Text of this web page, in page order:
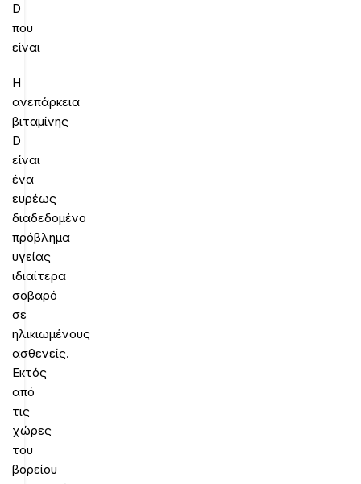
D
που
είναι
Η
ανεπάρκεια
βιταμίνης
D
είναι
ένα
ευρέως
διαδεδομένο
πρόβλημα
υγείας
ιδιαίτερα
σοβαρό
σε
ηλικιωμένους
ασθενείς.
Εκτός
από
τις
χώρες
του
βορείου